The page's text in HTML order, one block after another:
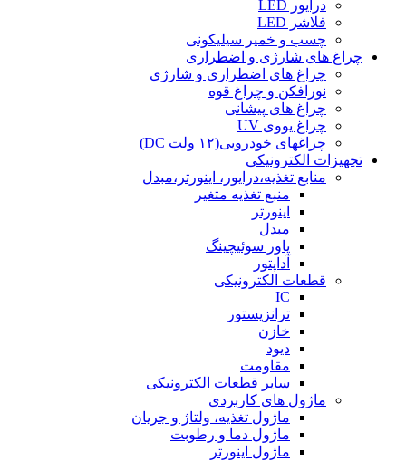
درایور LED
فلاشر LED
چسب و خمیر سیلیکونی
چراغ های شارژی و اضطراری
چراغ های اضطراری و شارژی
نورافکن و چراغ قوه
چراغ های پیشانی
چراغ یووی UV
چراغهای خودرویی(۱۲ ولت DC)
تجهیزات الکترونیکی
منابع تغذیه،درایور، اینورتر،مبدل
منبع تغذیه متغیر
اینورتر
مبدل
پاور سوئیچینگ
آداپتور
قطعات الکترونیکی
IC
ترانزیستور
خازن
دیود
مقاومت
سایر قطعات الکترونیکی
ماژول های کاربردی
ماژول تغذیه، ولتاژ و جریان
ماژول دما و رطوبت
ماژول اینورتر